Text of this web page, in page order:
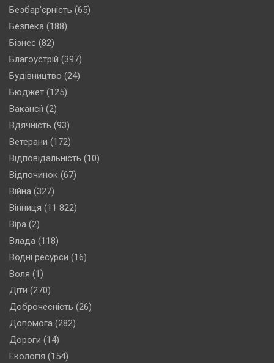
Безбар'єрність (65)
Безпека (188)
Бізнес (82)
Благоустрій (397)
Будівництво (24)
Бюджет (125)
Вакансії (2)
Вдячність (93)
Ветерани (172)
Відповідальність (10)
Відпочинок (67)
Війна (327)
Вінниця (11 822)
Віра (2)
Влада (118)
Водні ресурси (16)
Воля (1)
Діти (270)
Доброчесність (26)
Допомога (282)
Дороги (14)
Екологія (154)